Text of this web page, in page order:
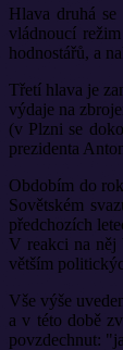
Hlava druhá
vládnoucí
hodnostářů, a
Třetí hlava je
výdaje na
(v Plzni se
prezidenta
Obdobím do
Sovětském
předchozích
V reakci na něj
větším
Vše výše
a v této době
povzdechnut: